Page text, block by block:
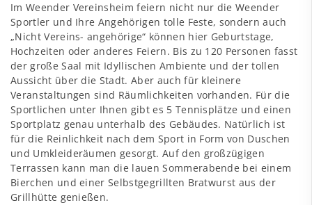
Im Weender Vereinsheim feiern nicht nur die Weender
Sportler und Ihre Angehörigen tolle Feste, sondern auch
„Nicht Vereins- angehörige“ können hier Geburtstage,
Hochzeiten oder anderes Feiern. Bis zu 120 Personen fasst
der große Saal mit Idyllischen Ambiente und der tollen
Aussicht über die Stadt. Aber auch für kleinere
Veranstaltungen sind Räumlichkeiten vorhanden. Für die
Sportlichen unter Ihnen gibt es 5 Tennisplätze und einen
Sportplatz genau unterhalb des Gebäudes. Natürlich ist
für die Reinlichkeit nach dem Sport in Form von Duschen
und Umkleideräumen gesorgt. Auf den großzügigen
Terrassen kann man die lauen Sommerabende bei einem
Bierchen und einer Selbstgegrillten Bratwurst aus der
Grillhütte genießen.